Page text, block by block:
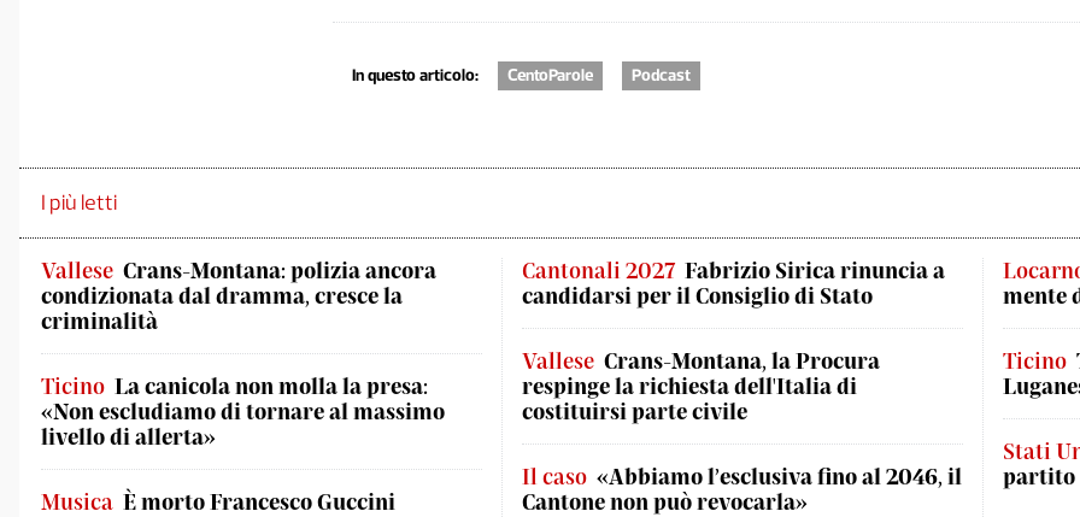
In questo articolo: CentoParole Podcast
I più letti
Vallese Crans-Montana: polizia ancora
condizionata dal dramma, cresce la
criminalità
Ticino La canicola non molla la presa:
«Non escludiamo di tornare al massimo
livello di allerta»
Musica È morto Francesco Guccini
Cantonali 2027 Fabrizio Sirica rinuncia a
candidarsi per il Consiglio di Stato
Vallese Crans-Montana, la Procura
respinge la richiesta dell'Italia di
costituirsi parte civile
Il caso «Abbiamo l’esclusiva fino al 2046, il
Cantone non può revocarla»
mente
Ticino
Stati
partito